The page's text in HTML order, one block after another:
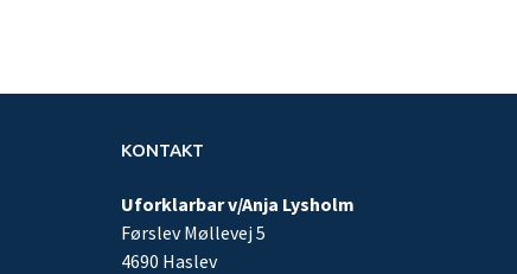
KONTAKT
Uforklarbar v/Anja Lysholm
Førslev Møllevej 5
4690 Haslev